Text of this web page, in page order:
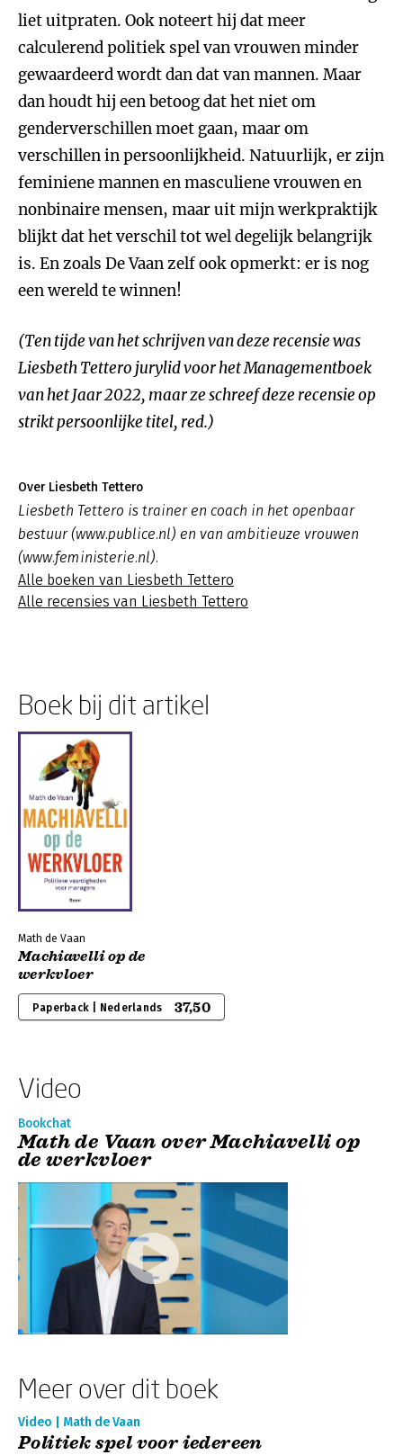
liet uitpraten. Ook noteert hij dat meer
calculerend politiek spel van vrouwen minder
gewaardeerd wordt dan dat van mannen. Maar
dan houdt hij een betoog dat het niet om
genderverschillen moet gaan, maar om
verschillen in persoonlijkheid. Natuurlijk, er zijn
feminiene mannen en masculiene vrouwen en
nonbinaire mensen, maar uit mijn werkpraktijk
blijkt dat het verschil tot wel degelijk belangrijk
is. En zoals De Vaan zelf ook opmerkt: er is nog
een wereld te winnen!
(Ten tijde van het schrijven van deze recensie was
Liesbeth Tettero jurylid voor het Managementboek
van het Jaar 2022, maar ze schreef deze recensie op
strikt persoonlijke titel, red.)
Over Liesbeth Tettero
Liesbeth Tettero is trainer en coach in het openbaar
bestuur (www.publice.nl) en van ambitieuze vrouwen
(www.feministerie.nl).
Alle boeken van Liesbeth Tettero
Alle recensies van Liesbeth Tettero
Boek bij dit artikel
Math de Vaan
Machiavelli op de
werkvloer
Paperback | Nederlands 37,50
Video
Bookchat
Math de Vaan over Machiavelli op
de werkvloer
Meer over dit boek
Video | Math de Vaan
Politiek spel voor iedereen